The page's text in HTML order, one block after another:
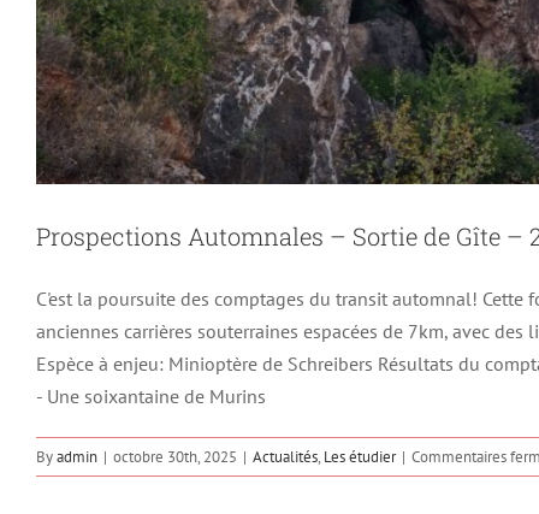
Prospections Automnales – Sortie de Gîte –
C'est la poursuite des comptages du transit automnal!
anciennes carrières souterraines espacées de 7km, avec
Espèce à enjeu: Minioptère de Schreibers Résultats du
- Une soixantaine de Murins
Byadmin | octobre 30th, 2025 | Actualités, Les étudier | Commentaires
Prospections Automnales